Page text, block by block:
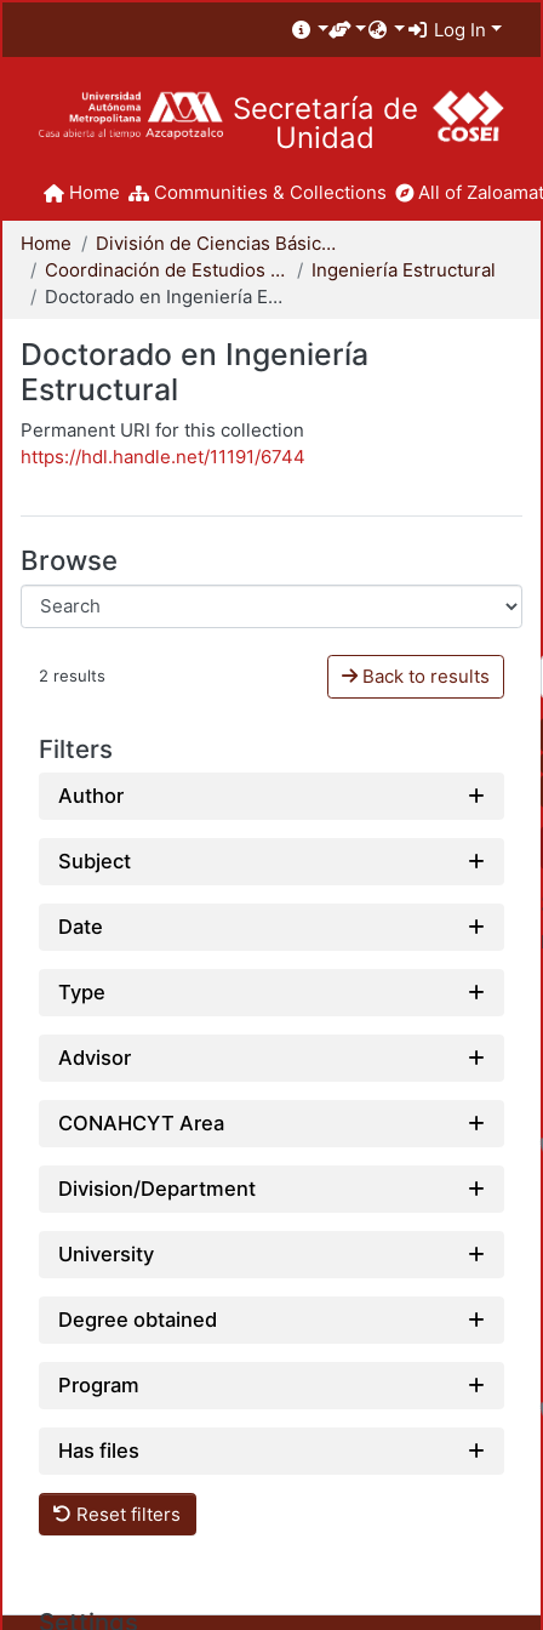
Log In
Secretaría de
Unidad
Home Communities & Collections All of
Home
División de Ciencias Básicas e Ingeniería
Coordinación de Estudios de Posgrado - CBI
Ingeniería Estructural
Doctorado en Ingeniería Estructural
Doctorado en Ingeniería
Estructural
Permanent URI for this collection
https://hdl.handle.net/11191/6744
Browse
2 results Back to results
Filters
Author
Subject
Date
Type
Advisor
CONAHCYT Area
Division/Department
University
Degree obtained
Program
Has files
Reset filters
Settings